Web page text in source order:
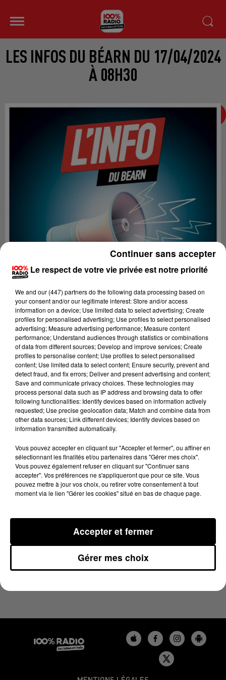
LES INFOS DU BÉARN DU 17/04/2024
À 08H30
Lecture (4 min 12 sec)
100%
17 avril 2024 - 4 min 12 sec
LES INFOS DU BÉARN DU 17/04/2024 À 08H30
Le respect de votre vie privée est notre priorité
We and our (447) partnersdo the following data processing based on
your consent and/or our legitimate interest: Store and/or access
information on a device; Use limited data to select advertising; Create
profiles for personalised advertising; Use profiles to select personalised
advertising; Measure advertising performance; Measure content
performance; Understand audiences through statistics or combinations
of data from different sources; Develop and improve services; Create
profiles to personalise content; Use profiles to select personalised
content; Use limited data to select content; Ensure security, prevent and
detect fraud, and fix errors; Deliver and present advertising and content;
Save and communicate privacy choices. These technologies may
process personal data such as IP address and browsing data to offer
following functionalities: Identify devices based on information actively
requested; Use precise geolocation data; Match and combine data from
other data sources; Link different devices; Identify devices based on
information transmitted automatically.
Vous pouvez accepter en cliquant sur "Accepter et fermer", ou affiner en
sélectionnant les finalités et/ou partenaires dans "Gérer mes choix".
Vous pouvez également refuser en cliquant sur "Continuer sans
accepter". Vos préférences ne s'appliqueront que pour ce site. Vous
pouvez mettre à jour vos choix, ou retirer votre consentement à tout
moment via le lien "Gérer les cookies" situé en bas de chaque page.
Gérer mes choix
Accepter et fermer
Continuer sans accepter